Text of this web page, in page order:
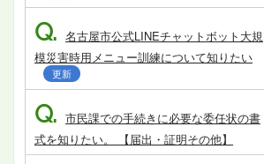
Q. 名古屋市公式LINEチャットボット大規
模災害時用メニュー訓練について知りたい
更新
Q. 市民課での手続きに必要な委任状の書
式を知りたい。 【届出・証明その他】